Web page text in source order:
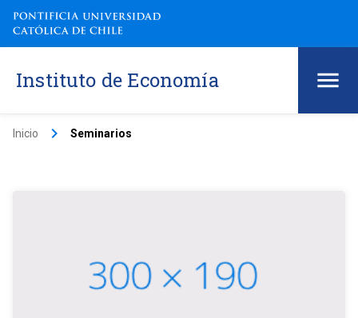
Instituto de Economía
Inicio keyboard_arrow_right Seminarios